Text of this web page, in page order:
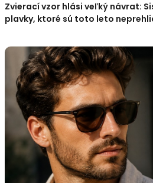
Zvierací vzor hlási veľký návrat:
plavky, ktoré sú toto leto